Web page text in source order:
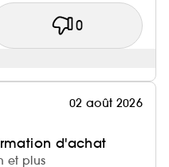
0
02 août 2026
d'achat
et plus